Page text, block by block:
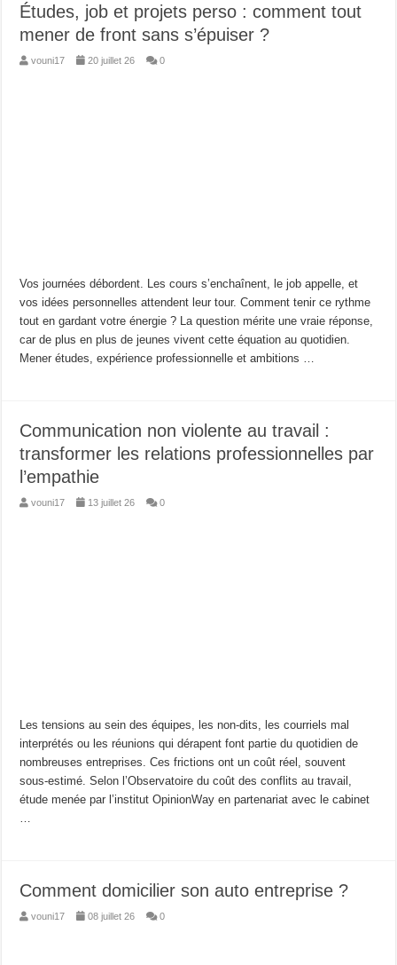
Études, job et projets perso : comment tout
mener de front sans s’épuiser ?
vouni17 20 juillet 26 0
Vos journées débordent. Les cours s’enchaînent, le job appelle, et
vos idées personnelles attendent leur tour. Comment tenir ce rythme
tout en gardant votre énergie ? La question mérite une vraie réponse,
car de plus en plus de jeunes vivent cette équation au quotidien.
Mener études, expérience professionnelle et ambitions …
Communication non violente au travail :
transformer les relations professionnelles par
l’empathie
vouni17 13 juillet 26 0
Les tensions au sein des équipes, les non-dits, les courriels mal
interprétés ou les réunions qui dérapent font partie du quotidien de
nombreuses entreprises. Ces frictions ont un coût réel, souvent
sous-estimé. Selon l’Observatoire du coût des conflits au travail,
étude menée par l’institut OpinionWay en partenariat avec le cabinet
…
Comment domicilier son auto entreprise ?
vouni17 08 juillet 26 0